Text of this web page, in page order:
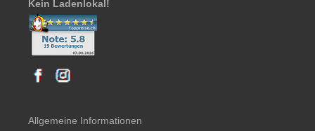
Kein Ladenlokal!
Allgemeine Informationen